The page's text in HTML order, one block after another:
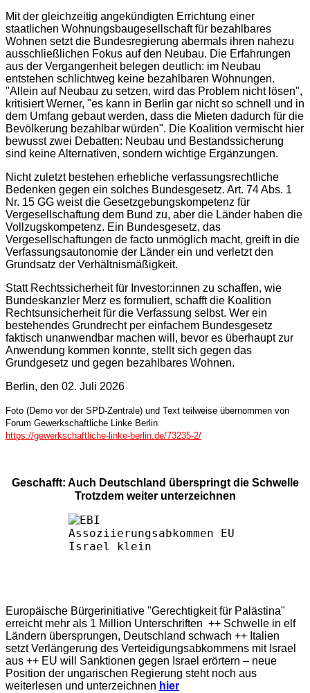
Mit der gleichzeitig angekündigten Errichtung einer
staatlichen Wohnungsbaugesellschaft für bezahlbares
Wohnen setzt die Bundesregierung abermals ihren nahezu
ausschließlichen Fokus auf den Neubau. Die Erfahrungen
aus der Vergangenheit belegen deutlich: im Neubau
entstehen schlichtweg keine bezahlbaren Wohnungen.
"Allein auf Neubau zu setzen, wird das Problem nicht lösen",
kritisiert Werner, "es kann in Berlin gar nicht so schnell und in
dem Umfang gebaut werden, dass die Mieten dadurch für die
Bevölkerung bezahlbar würden". Die Koalition vermischt hier
bewusst zwei Debatten: Neubau und Bestandssicherung
sind keine Alternativen, sondern wichtige Ergänzungen.
Nicht zuletzt bestehen erhebliche verfassungsrechtliche
Bedenken gegen ein solches Bundesgesetz. Art. 74 Abs. 1
Nr. 15 GG weist die Gesetzgebungskompetenz für
Vergesellschaftung dem Bund zu, aber die Länder haben die
Vollzugskompetenz. Ein Bundesgesetz, das
Vergesellschaftungen de facto unmöglich macht, greift in die
Verfassungsautonomie der Länder ein und verletzt den
Grundsatz der Verhältnismäßigkeit.
Statt Rechtssicherheit für Investor:innen zu schaffen, wie
Bundeskanzler Merz es formuliert, schafft die Koalition
Rechtsunsicherheit für die Verfassung selbst. Wer ein
bestehendes Grundrecht per einfachem Bundesgesetz
faktisch unanwendbar machen will, bevor es überhaupt zur
Anwendung kommen konnte, stellt sich gegen das
Grundgesetz und gegen bezahlbares Wohnen.
Berlin, den 02. Juli 2026
Foto (Demo vor der SPD-Zentrale) und Text teilweise übernommen von
Forum Gewerkschaftliche Linke Berlin
https://gewerkschaftliche-linke-berlin.de/73235-2/
Geschafft: Auch Deutschland überspringt die Schwelle
Trotzdem weiter unterzeichnen
Europäische Bürgerinitiative "Gerechtigkeit für Palästina"
erreicht mehr als 1 Million Unterschriften ++ Schwelle in elf
Ländern übersprungen, Deutschland schwach ++ Italien
setzt Verlängerung des Verteidigungsabkommens mit Israel
aus ++ EU will Sanktionen gegen Israel erörtern – neue
Position der ungarischen Regierung steht noch aus
weiterlesen und unterzeichnen hier